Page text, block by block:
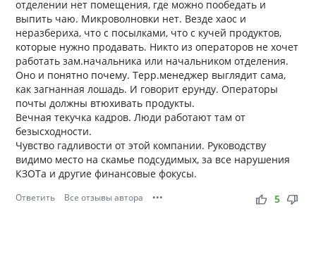
отделении нет помещения, где можно пообедать и
выпить чаю. Микроволновки нет. Везде хаос и
неразбериха, что с посылками, что с кучей продуктов,
которые нужно продавать. Никто из операторов не хочет
работать зам.начальника или начальником отделения.
Оно и понятно почему. Терр.менеджер выглядит сама,
как загнанная лошадь. И говорит ерунду. Операторы
почты должны втюхивать продукты.
Вечная текучка кадров. Люди работают там от
безысходности.
Чувство гадливости от этой компании. Руководству
видимо место на скамье подсудимых, за все нарушения
КЗОТа и другие финансовые фокусы.
Ответить Все отзывы автора ••• thumb_up thumb_down
5